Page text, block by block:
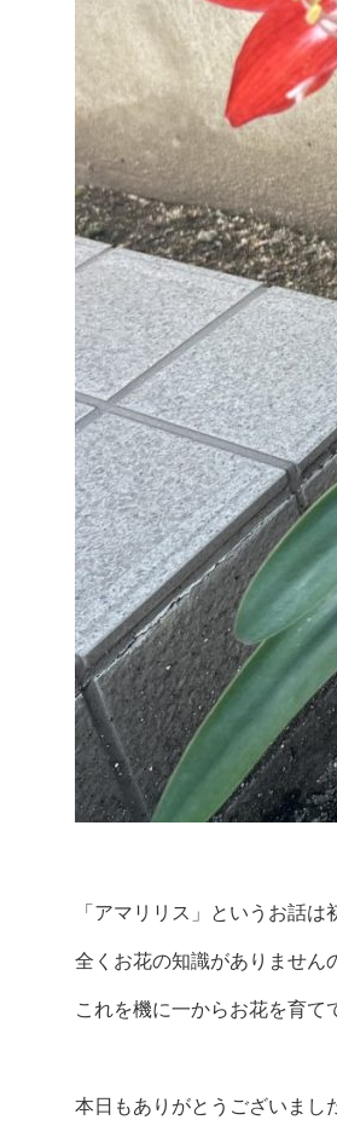
「アマリリス」というお話
全くお花の知識がありません
これを機に一からお花を育て
本日もありがとうございまし